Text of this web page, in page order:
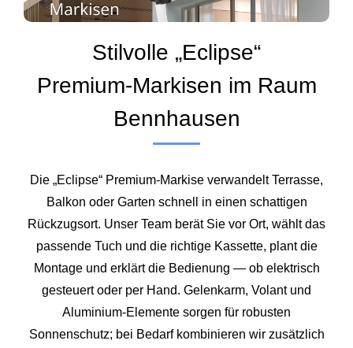
Stilvolle „Eclipse“
Premium‑Markisen im Raum
Bennhausen
Die „Eclipse“ Premium‑Markise verwandelt Terrasse,
Balkon oder Garten schnell in einen schattigen
Rückzugsort. Unser Team berät Sie vor Ort, wählt das
passende Tuch und die richtige Kassette, plant die
Montage und erklärt die Bedienung — ob elektrisch
gesteuert oder per Hand. Gelenkarm, Volant und
Aluminium‑Elemente sorgen für robusten
Sonnenschutz; bei Bedarf kombinieren wir zusätzlich